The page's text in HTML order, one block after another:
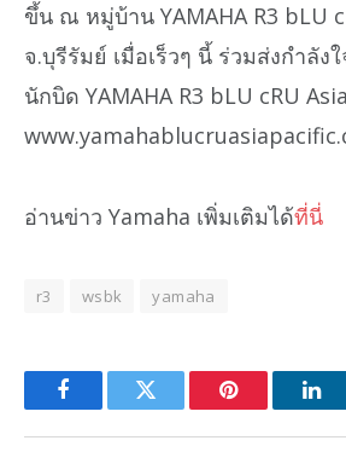
ขึ้น ณ หมู่บ้าน YAMAHA R3 bLU
จ.บุรีรัมย์ เมื่อเร็วๆ นี้ ร่วมส่งกำลัง
นักบิด YAMAHA R3 bLU cRU
อ่านข่าว Yamaha เพิ่มเติมได้ที่นี่
r3 wsbk yamaha
FacebookTwitter Pinterest